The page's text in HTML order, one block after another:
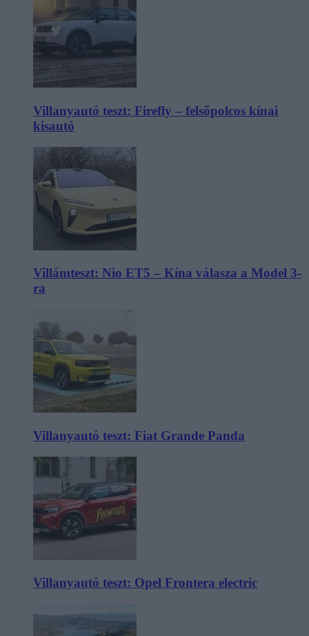
Villanyautó teszt: Firefly – felsőpolcos kínai
kisautó
Villámteszt: Nio ET5 – Kína válasza a Model 3-
ra
Villanyautó teszt: Fiat Grande Panda
Villanyautó teszt: Opel Frontera electric